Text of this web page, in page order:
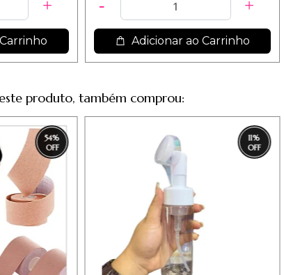
Adicionar ao Carrinho
produto, também comprou:
54% 11%